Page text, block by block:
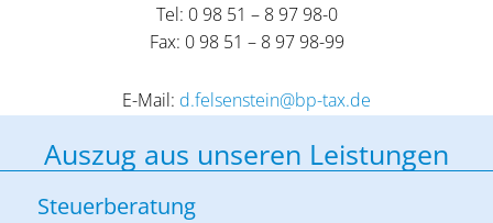
Tel: 0 98 51 – 8 97 98-0
Fax: 0 98 51 – 8 97 98-99
E-Mail: d.felsenstein@bp-tax.de
Auszug aus unseren Leistungen
Steuerberatung